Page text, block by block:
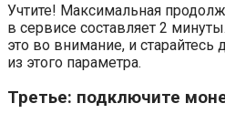
Учтите! Максимальная
в сервисе составляет 2
это во внимание, и старайтесь
из этого параметра.
Третье: подключите